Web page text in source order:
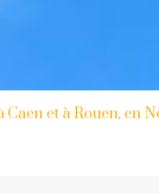
et à Rouen, en